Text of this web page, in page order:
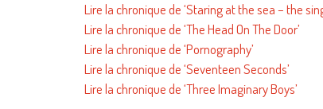
Lire la chronique de ‘Staring at the sea – the
Lire la chronique de ‘The Head On The Door’
Lire la chronique de ‘Pornography’
Lire la chronique de ‘Seventeen Seconds’
Lire la chronique de ‘Three Imaginary Boys’